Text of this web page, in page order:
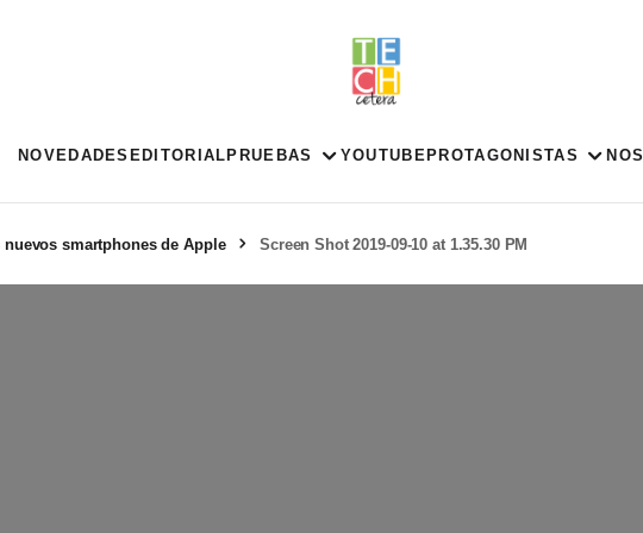
NOVEDADES EDITORIAL PRUEBAS YOUTUBE PROTAGONISTAS
smartphones de Apple Screen Shot 2019-09-10 at 1.35.30 PM